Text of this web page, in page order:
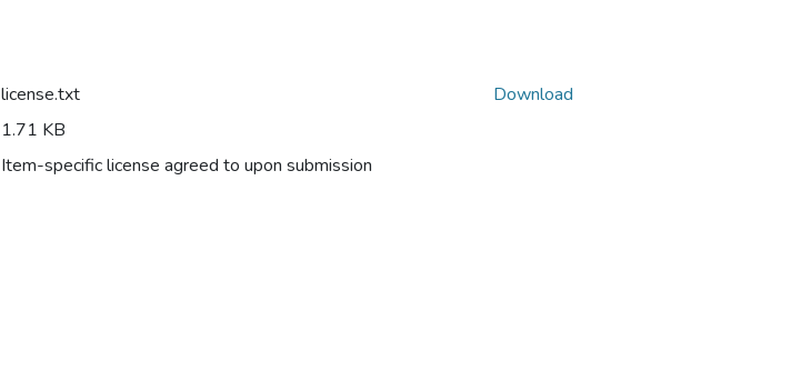
license.txt
1.71 KB
Item-specific license agreed to upon submission
Download